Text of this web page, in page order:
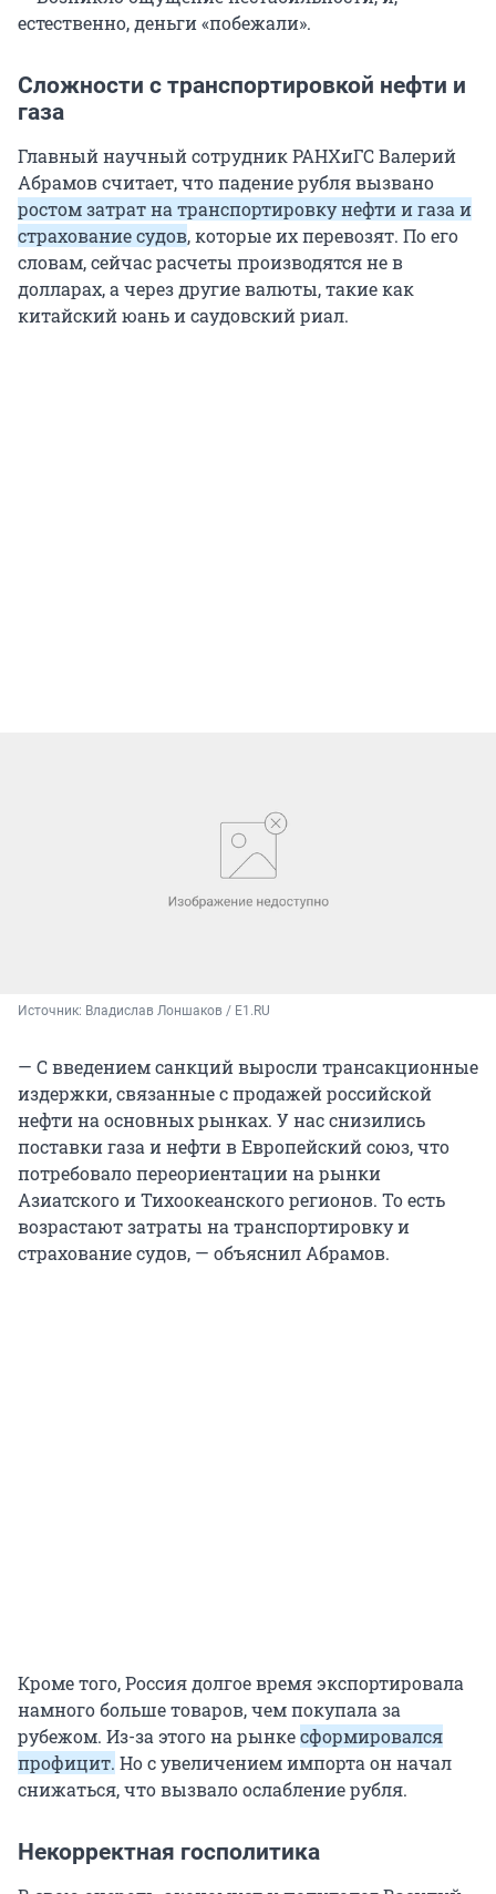
естественно, деньги «побежали».
Сложности с транспортировкой нефти и
газа
Главный научный сотрудник РАНХиГС Валерий
Абрамов считает, что падение рубля вызвано
ростом затрат на транспортировку нефти и газа и
страхование судов, которые их перевозят. По его
словам, сейчас расчеты производятся не в
долларах, а через другие валюты, такие как
китайский юань и саудовский риал.
Источник: Владислав Лоншаков / E1.RU
— С введением санкций выросли трансакционные
издержки, связанные с продажей российской
нефти на основных рынках. У нас снизились
поставки газа и нефти в Европейский союз, что
потребовало переориентации на рынки
Азиатского и Тихоокеанского регионов. То есть
возрастают затраты на транспортировку и
страхование судов, — объяснил Абрамов.
Кроме того, Россия долгое время экспортировала
намного больше товаров, чем покупала за
рубежом. Из-за этого на рынкесформировался
профицит. Но с увеличением импорта он начал
снижаться, что вызвало ослабление рубля.
Некорректная госполитика